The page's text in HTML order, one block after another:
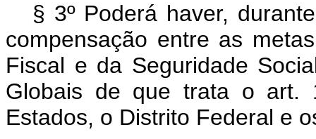
§ 3º Poderá haver,
compensação entre as
Fiscal e da Seguridade
Globais de que trata o
Estados, o Distrito Federal e